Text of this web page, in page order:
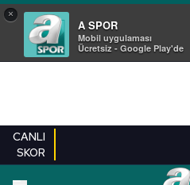
×
A SPOR
Mobil uygulaması
Ücretsiz - Google Play'de
CANLI
SKOR